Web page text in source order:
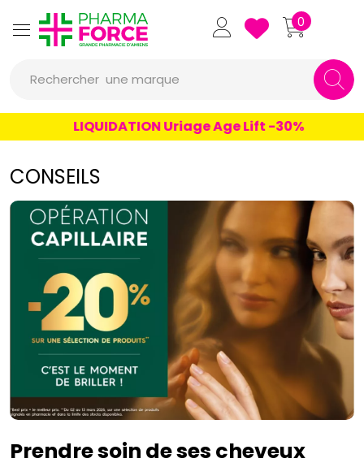
Pharmaforce Grande Pharmacie
0
Rechercher une marque
un conseil
un produit
LIQUIDATION Uriage Age Lift -30%
CONSEILS
Prendre soin de ses cheveux